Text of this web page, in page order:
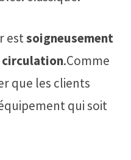
estsoigneusement
circulation.Comme
que les clients
qui soit